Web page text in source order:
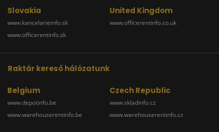
Slovakia
www.kancelarieinfo.sk
www.officerentinfo.sk
United Kingdom
www.officerentinfo.co.uk
Raktár kereső hálózatunk
Belgium
www.depotinfo.be
www.warehouserentinfo.be
Czech Republic
www.skladinfo.cz
www.warehouserentinfo.cz